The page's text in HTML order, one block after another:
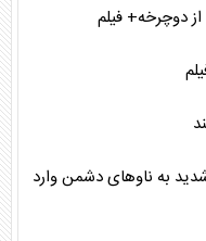
دوچرخه+ فیلم
به ناوهای دشمن وارد